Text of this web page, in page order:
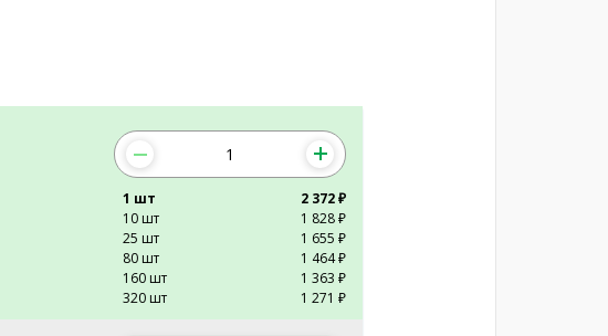
1 шт
2 372 ₽
10 шт
1 828 ₽
25 шт
1 655 ₽
80 шт
1 464 ₽
160 шт
1 363 ₽
320 шт
1 271 ₽